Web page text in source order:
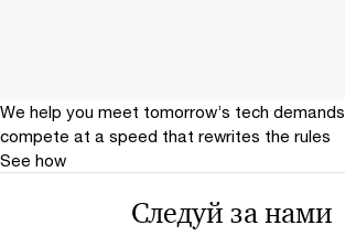
We help you meet tomorrow’s tech demands
compete at a speed that rewrites the rules
See how
Следуй за нами